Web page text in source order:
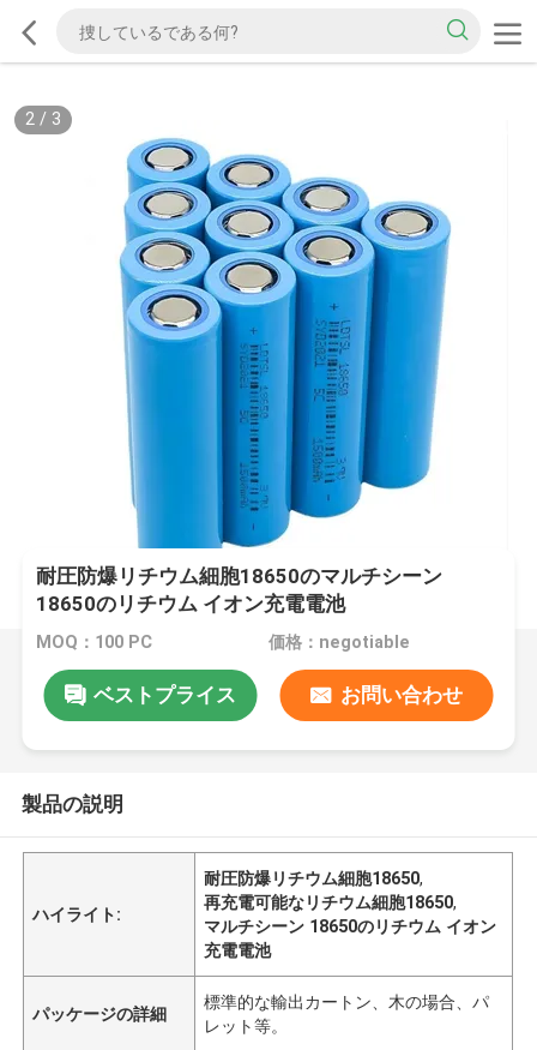
2/ 3
耐圧防爆リチウム細胞18650のマルチシーン
18650のリチウム イオン充電電池
MOQ：100 PC 価格：negotiable
ベストプライス お問い合わせ
製品の説明
ハイライト:
耐圧防爆リチウム細胞18650,
再充電可能なリチウム細胞18650,
マルチシーン 18650のリチウム イオン
充電電池
パッケージの詳細
標準的な輸出カートン、木の場合、パ
レット等。